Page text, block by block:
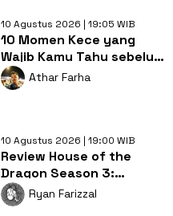
10 Agustus 2026 | 19:05 WIB
10 Momen Kece yang
Wajib Kamu Tahu sebelum
Nonton Spider-Man:
Brand New Day
Athar Farha
10 Agustus 2026 | 19:00 WIB
Review House of the
Dragon Season 3:
Hancurnya Moralitas
Para Penguasa!
Ryan Farizzal